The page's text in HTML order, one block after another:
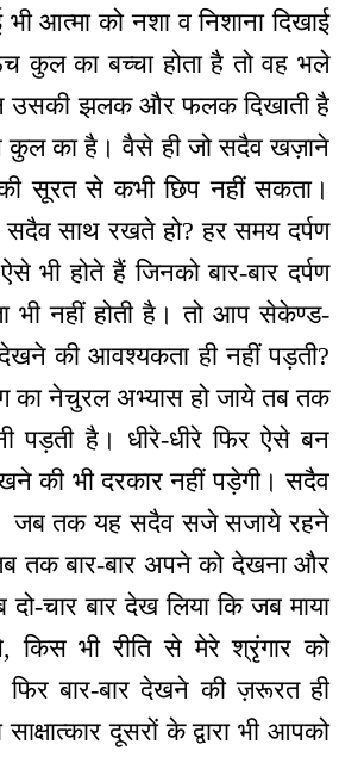
आत्मा को नशा व निशाना दिखाई
कुल का बच्चा होता है तो वह भले
उसकी झलक और फलक दिखाती है
का है। वैसे ही जो सदैव खज़ाने
सूरत से कभी छिप नहीं सकता।
साथ रखते हो? हर समय दर्पण
भी होते हैं जिनको बार-बार दर्पण
नहीं होती है। तो आप सेकेण्ड-
की आवश्यकता ही नहीं पड़ती?
का नेचुरल अभ्यास हो जाये तब तक
पड़ती है। धीरे-धीरे फिर ऐसे बन
की भी दरकार नहीं पड़ेगी। सदैव
जब तक यह सदैव सजे सजाये रहने
तक बार-बार अपने को देखना और
चार बार देख लिया कि जब माया
किस भी रीति से मेरे श्रृंगार को
फिर बार-बार देखने की ज़रूरत ही
दूसरों के द्वारा भी आपको